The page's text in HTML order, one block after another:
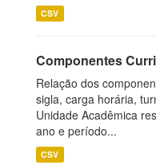
CSV
Componentes
Relação dos
sigla, carga horária,
Unidade Acadêmica
ano e período...
CSV